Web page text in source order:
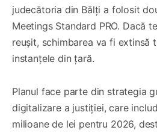
judecătoria din Bălți a folosit
Meetings Standard PRO. Dacă
reușit, schimbarea va fi extinsă
instanțele din țară.
Planul face parte din strategia
digitalizare a justiției, care
milioane de lei pentru 2026,